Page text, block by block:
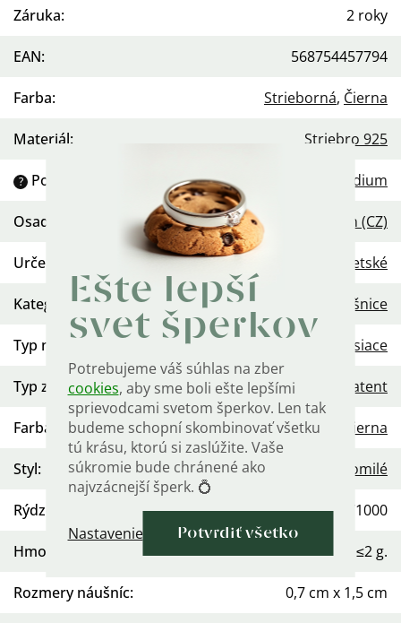
Ešte lepší
svet šperkov
Potrebujeme váš súhlas na zber
cookies, aby sme boli ešte lepšími
sprievodcami svetom šperkov. Len tak
budeme schopní skombinovať všetku
tú krásu, ktorú si zaslúžite. Vaše
súkromie bude chránené ako
najvzácnejší šperk. 💍
Nastavenie Potvrdiť všetko
Záruka: 2 roky
EAN: 568754457794
Farba: Strieborná, Čierna
Materiál: Striebro 925
? Povrchová úprava Rhodium
Osadenie Zirkón (CZ)
Určenie Detské
Kategória: Náušnice
Typ náušníc Visiace
Typ zapínania: Dámsky patent
Farba kameňa: Čierna
Styl: Roztomilé
Rýdzosť Ag 925/1000
Hmotnosť ≤2 g.
Rozmery náušníc: 0,7 cm x 1,5 cm